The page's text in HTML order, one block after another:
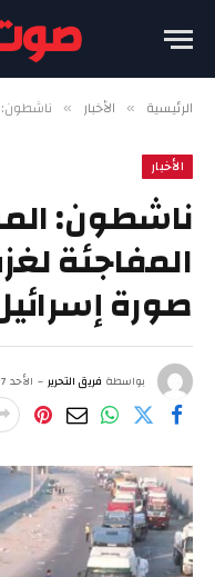
الرئيسية » الأخبار » ناشطون:
الأخبار
ناشطون:
المفاجئة
صورة
بواسطة فريق التحرير الأحد 27 يوليو 6:44 م